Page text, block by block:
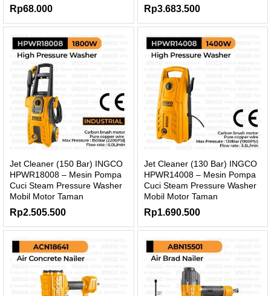
Rp68.000 Rp3.683.500
Jet Cleaner (150 Bar) INGCO
HPWR18008 – Mesin Pompa
Cuci Steam Pressure Washer
Mobil Motor Taman
Rp2.505.500
Jet Cleaner (130 Bar) INGCO
HPWR14008 – Mesin Pompa
Cuci Steam Pressure Washer
Mobil Motor Taman
Rp1.690.500